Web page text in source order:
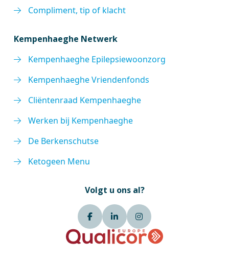
Compliment, tip of klacht
Kempenhaeghe Netwerk
Kempenhaeghe Epilepsiewoonzorg
Kempenhaeghe Vriendenfonds
Cliëntenraad Kempenhaeghe
Werken bij Kempenhaeghe
De Berkenschutse
Ketogeen Menu
Volgt u ons al?